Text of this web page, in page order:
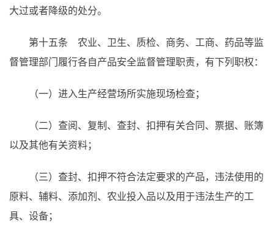
大过或者降级的处分。
第十五条 农业、卫生、质检、商务、工商、药品等监
督管理部门履行各自产品安全监督管理职责，有下列职权：
（一）进入生产经营场所实施现场检查；
（二）查阅、复制、查封、扣押有关合同、票据、账簿
以及其他有关资料；
（三）查封、扣押不符合法定要求的产品，违法使用的
原料、辅料、添加剂、农业投入品以及用于违法生产的工
具、设备；